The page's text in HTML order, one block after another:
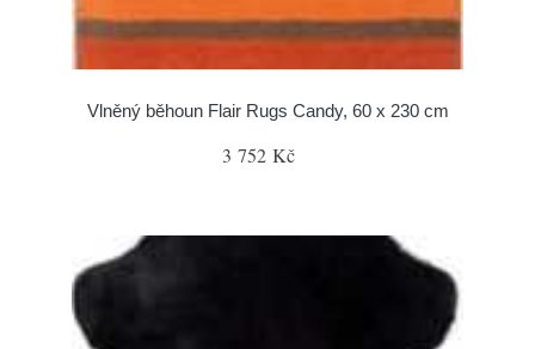
Vlněný běhoun Flair Rugs Candy, 60 x 230 cm
3 752 Kč